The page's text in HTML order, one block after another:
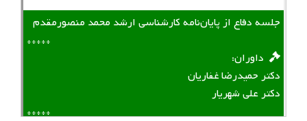
جلسه دفاع از پایان‌نامه کارشناسی ارشد محمد منصورمقدم
*****
‌ ‌ داوران:
دکتر حمیدرضا غفاریان
دکتر علی شهریار
*****